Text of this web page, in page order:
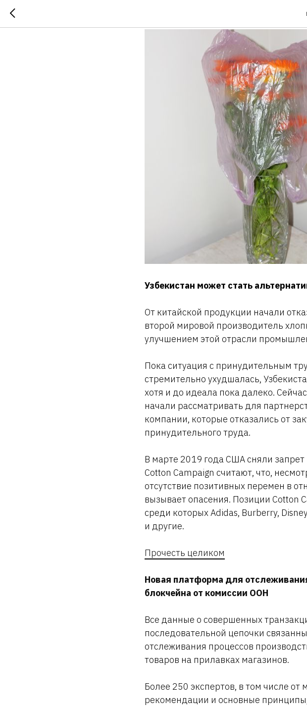
Узбекистан может стать
От китайской продукции начали
второй мировой производитель
улучшением этой отрасли
Пока ситуация с принудительным
стремительно ухудшалась,
хотя и до идеала пока далеко.
начали рассматривать для
компании, которые отказались от
принудительного труда.
В марте 2019 года США сняли запрет
Cotton Campaign считают, что,
отсутствие позитивных перемен в
вызывает опасения. Позиции Cotton
среди которых Adidas, Burberry,
и другие.
Прочесть целиком
Новая платформа для
блокчейна от комиссии ООН
Все данные о совершенных
последовательной цепочки
отслеживания процессов
товаров на прилавках магазинов.
Более 250 экспертов, в том числе
рекомендации и основные